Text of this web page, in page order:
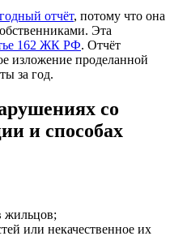
отчёт, потому что она
Эта
162 ЖК РФ. Отчёт
изложение проделанной
за год.
со
и способах
жильцов;
или некачественное их